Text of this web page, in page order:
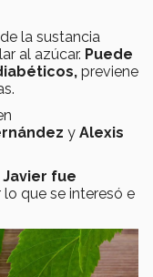
la sustancia
al azúcar. Puede
previene
y Alexis
fue
lo que se interesó e